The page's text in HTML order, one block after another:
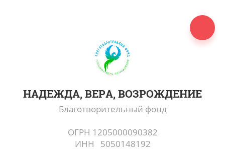
НАДЕЖДА, ВЕРА, ВОЗРОЖДЕНИЕ
Благотворительный фонд
ОГРН 1205000090382
ИНН 5050148192